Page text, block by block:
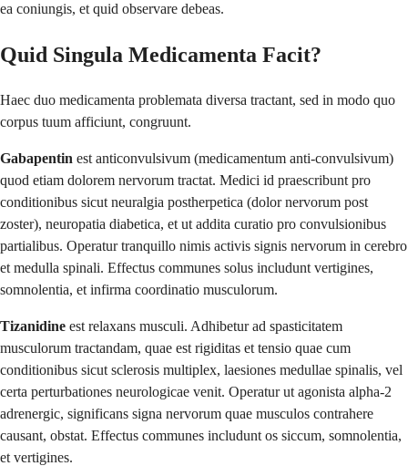
ea coniungis, et quid observare debeas.
Quid Singula Medicamenta Facit?
Haec duo medicamenta problemata diversa tractant, sed in modo quo
corpus tuum afficiunt, congruunt.
Gabapentin est anticonvulsivum (medicamentum anti-convulsivum)
quod etiam dolorem nervorum tractat. Medici id praescribunt pro
conditionibus sicut neuralgia postherpetica (dolor nervorum post
zoster), neuropatia diabetica, et ut addita curatio pro convulsionibus
partialibus. Operatur tranquillo nimis activis signis nervorum in cerebro
et medulla spinali. Effectus communes solus includunt vertigines,
somnolentia, et infirma coordinatio musculorum.
Tizanidine est relaxans musculi. Adhibetur ad spasticitatem
musculorum tractandam, quae est rigiditas et tensio quae cum
conditionibus sicut sclerosis multiplex, laesiones medullae spinalis, vel
certa perturbationes neurologicae venit. Operatur ut agonista alpha-2
adrenergic, significans signa nervorum quae musculos contrahere
causant, obstat. Effectus communes includunt os siccum, somnolentia,
et vertigines.